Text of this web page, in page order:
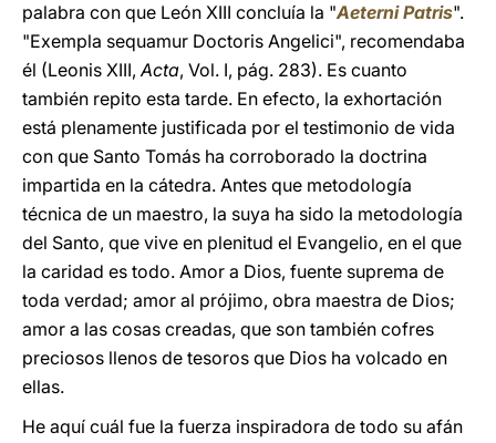
palabra con que León XIII concluía la "Aeterni Patris".
"Exempla sequamur Doctoris Angelici", recomendaba
él (Leonis XIII,Acta, Vol. I, pág. 283). Es cuanto
también repito esta tarde. En efecto, la exhortación
está plenamente justificada por el testimonio de vida
con que Santo Tomás ha corroborado la doctrina
impartida en la cátedra. Antes que metodología
técnica de un maestro, la suya ha sido la metodología
del Santo, que vive en plenitud el Evangelio, en el que
la caridad es todo. Amor a Dios, fuente suprema de
toda verdad; amor al prójimo, obra maestra de Dios;
amor a las cosas creadas, que son también cofres
preciosos llenos de tesoros que Dios ha volcado en
ellas.
He aquí cuál fue la fuerza inspiradora de todo su afán